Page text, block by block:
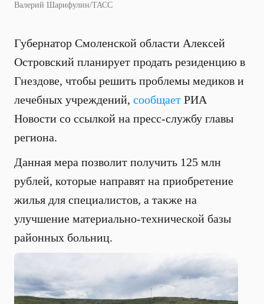
Валерий Шарифулин/ТАСС
Губернатор Смоленской области Алексей
Островский планирует продать резиденцию в
Гнездове, чтобы решить проблемы медиков и
лечебных учреждений, сообщает РИА
Новости со ссылкой на пресс-службу главы
региона.
Данная мера позволит получить 125 млн
рублей, которые направят на приобретение
жилья для специалистов, а также на
улучшение материально-технической базы
районных больниц.